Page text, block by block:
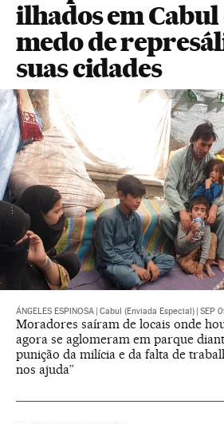
ilhados em
medo de
suas cidades
ÁNGELES ESPINOSA Cabul (Enviada Especial) SEP
Moradores saíram de locais onde
agora se aglomeram em parque
punição da milícia e da falta de
nos ajuda”